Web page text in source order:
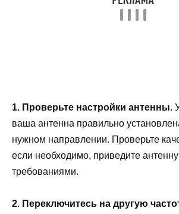
1. Проверьте настройки антенны.
ваша антенна правильно
нужном направлении. Проверьте
если необходимо, приведите антенну
требованиями.
2. Переключитесь на другую